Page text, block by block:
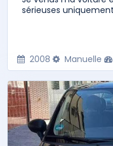
sérieuses
2008 Manuelle